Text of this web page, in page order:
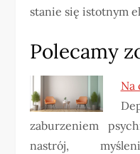
stanie się istotnym
Polecamy
Na
zaburzeniem
nastrój,